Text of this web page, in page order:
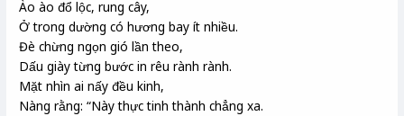
Ào ào đổ lộc,rung cây,
Ở trong dường có hương bay ít nhiều.
Đè chừng ngọn gió lần theo,
Dấugiàytừng bước in rêu rành rành.
Mặt nhìn ai nấy đều kinh,
Nàng rằng: “Này thựctinh thành chẳng xa.